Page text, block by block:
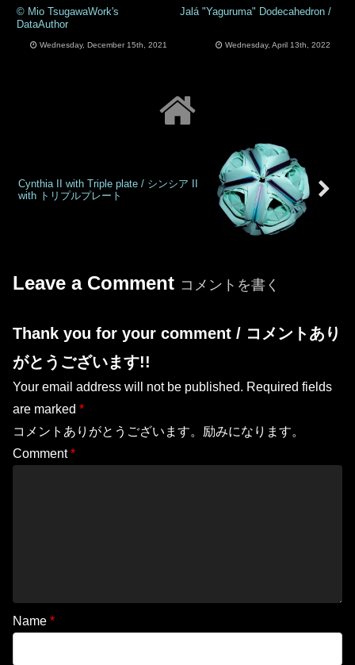
© Mio TsugawaWork's
DataAuthor
Wednesday, December 15th, 2021
Jalá "Yaguruma" Dodecahedron /
Wednesday, April 13th, 2022
Cynthia II with Triple plate / シンシア II
with トリプルプレート
Leave a Comment コメントを書く
Thank you for your comment / コメントあり
がとうございます!!
Your email address will not be published. Required fields
are marked *
コメントありがとうございます。励みになります。
Comment*
Name *